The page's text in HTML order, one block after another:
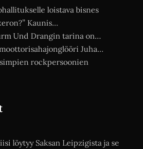
loistava bisnes
Kaunis…
Und Drangin tarina on…
Juha…
rockpersoonien
löytyy Saksan Leipzigista ja se